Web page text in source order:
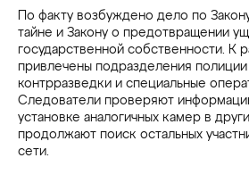
По факту возбуждено дело по
тайне и Закону о предотвращении
государственной собственности. К
привлечены подразделения полиции
контрразведки и специальные
Следователи проверяют
установке аналогичных камер в
продолжают поиск остальных
сети.